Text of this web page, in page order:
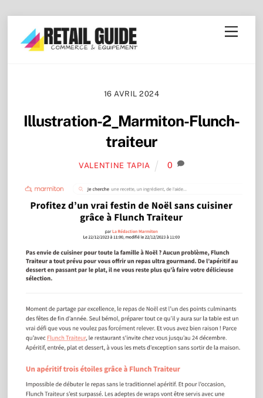
content
Menu
16 AVRIL 2024
Illustration-2_Marmiton-Flunch-
traiteur
VALENTINE TAPIA 0